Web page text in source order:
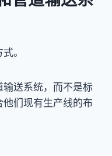
。
送系统，而不是标
们现有生产线的布